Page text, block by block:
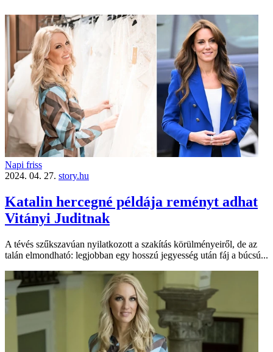
Napi friss
2024. 04. 27. story.hu
Katalin hercegné példája reményt adhat
Vitányi Juditnak
A tévés szűkszavúan nyilatkozott a szakítás körülményeiről, de az
talán elmondható: legjobban egy hosszú jegyesség után fáj a búcsú...